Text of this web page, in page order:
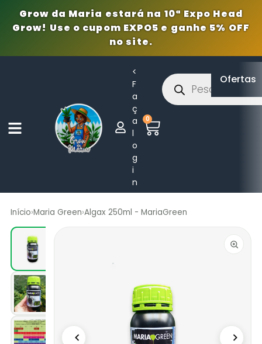
Grow da Maria estará na 10ª Expo Head
Grow! Use o cupom EXPO5 e ganhe 5% OFF
no site.
<
F
a
ç
a
l
o
g
i
n
0
Ofertas
Início›Maria Green›Algax 250ml - MariaGreen